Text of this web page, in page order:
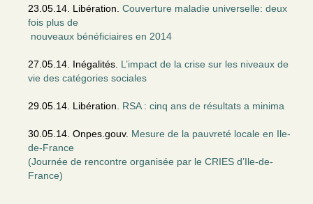
23.05.14. Libération. Couverture maladie universelle: deux
fois plus de
nouveaux bénéficiaires en 2014
27.05.14. Inégalités. L’impact de la crise sur les niveaux de
vie des catégories sociales
29.05.14. Libération. RSA : cinq ans de résultats a minima
30.05.14. Onpes.gouv. Mesure de la pauvreté locale en Ile-
de-France
(Journée de rencontre organisée par le CRIES d’Ile-de-
France)